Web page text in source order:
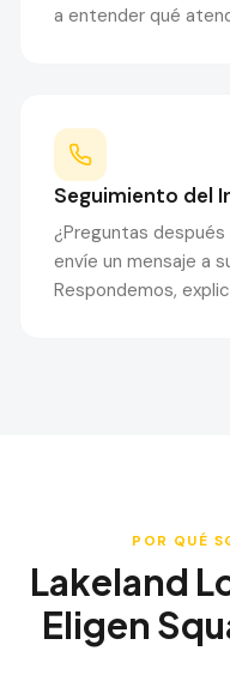
a entender qué
Seguimiento del
¿Preguntas
envíe un mensaje a
Respondemos,
POR QUÉ
Lakeland
Eligen